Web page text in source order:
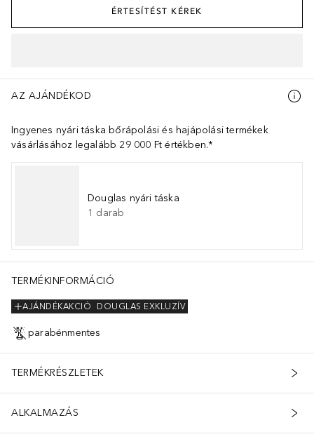
ÉRTESÍTÉST KÉREK
AZ AJÁNDÉKOD
Ingyenes nyári táska bőrápolási és hajápolási termékek
vásárlásához legalább 29 000 Ft értékben.*
Douglas nyári táska
1 darab
TERMÉKINFORMÁCIÓ
DOUGLAS EXKLUZÍV
AJÁNDÉKAKCIÓ
parabénmentes
TERMÉKRÉSZLETEK
ALKALMAZÁS